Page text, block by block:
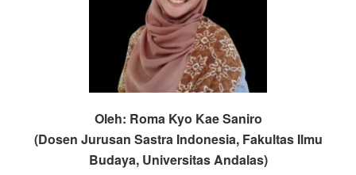
Oleh: Roma Kyo Kae Saniro
(Dosen Jurusan Sastra Indonesia, Fakultas Ilmu
Budaya, Universitas Andalas)